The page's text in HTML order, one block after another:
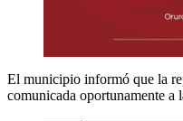
El municipio informó que la
comunicada oportunamente a